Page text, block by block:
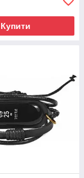
Купити